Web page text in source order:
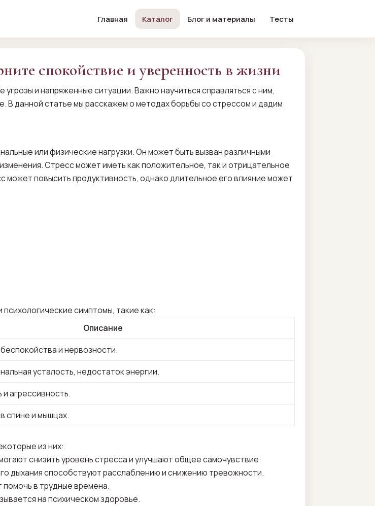
Главная Каталог Блог и материалы Тесты
спокойствие и уверенность в жизни
и напряженные ситуации. Важно научиться справляться с ним,
В данной статье мы расскажем о методах борьбы со стрессом и дадим
или физические нагрузки. Он может быть вызван различными
Стресс может иметь как положительное, так и отрицательное
может повысить продуктивность, однако длительное его влияние может
симптомы, такие как:
Описание
и нервозности.
усталость, недостаток энергии.
агрессивность.
спине и мышцах.
из них:
снизить уровень стресса и улучшают общее самочувствие.
дыхания способствуют расслаблению и снижению тревожности.
в трудные времена.
на психическом здоровье.